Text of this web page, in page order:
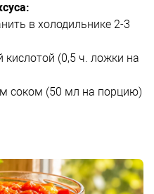
в холодильнике 2-3
(0,5 ч. ложки на
соком (50 мл на порцию)